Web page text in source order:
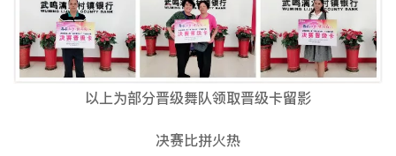
以上为部分晋级舞队领取晋级卡留影
决赛比拼火热